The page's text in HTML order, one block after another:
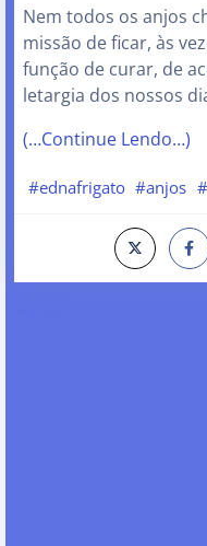
Nem todos os anjos
missão de ficar, às
função de curar, de
letargia dos nossos
(…Continue Lendo…)
#ednafrigato #anjos